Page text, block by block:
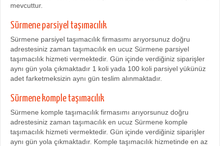
mevcuttur.
Sürmene parsiyel taşımacılık
Sürmene parsiyel taşımacılık firmasımı arıyorsunuz doğru
adrestesiniz zaman taşımacılık en ucuz Sürmene parsiyel
taşımacılık hizmeti vermektedir. Gün içinde verdiğiniz siparişler
aynı gün yola çıkmaktadır 1 koli yada 100 koli parsiyel yükünüz
adet farketmeksizin aynı gün teslim alınmaktadır.
Sürmene komple taşımacılık
Sürmene komple taşımacılık firmasımı arıyorsunuz doğru
adrestesiniz zaman taşımacılık en ucuz Sürmene komple
taşımacılık hizmeti vermektedir. Gün içinde verdiğiniz siparişler
aynı gün yola çıkmaktadır. Komple taşımacılık hizmetinde en az